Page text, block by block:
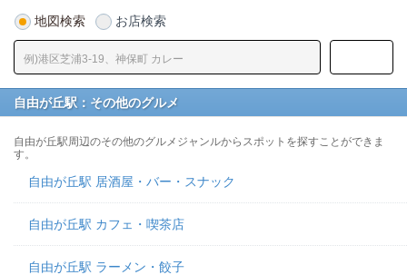
地図検索 お店検索
自由が丘駅：その他のグルメ
自由が丘駅周辺のその他のグルメジャンルからスポットを探すことができま
す。
自由が丘駅 居酒屋・バー・スナック
自由が丘駅 カフェ・喫茶店
自由が丘駅 ラーメン・餃子